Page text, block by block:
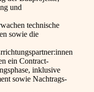
und
technische
sowie die
ein Contract-
inklusive
sowie Nachtrags-